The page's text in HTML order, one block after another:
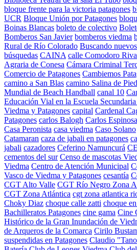
bloque frente para la victoria patagones
UCR Bloque Unión por Patagones
Boinas Blancas boleto de colectivo
Bomberos San Javier bomberos viedma
Rural de Río Colorado Buscando
búsquedas CAINA calle Comodoro
Agraria de Conesa Cámara Criminal
Comercio de Patagones Cambiemos
camino a San Blas camino Salina de
Mundial de Beach Handball canal 10
Educación Vial en la Escuela
Viedma y Patagones capital Cardenal
Patagones carlos Balogh Carlos Espinosa
Casa Peronista casa viedma Caso Solano
Catamaran caza de jabali en patagones
jabali cazadores Ceferino Namuncurá
cementos del sur Censo de mascotas
Viedma Centro de Atención Municipal
Vasco de Viedma y Patagones cesantía
CGT Alto Valle CGT Río Negro Zona
CGT Zona Atlántica cgt zona atlantica
Choky Diaz choque calle zatti choque
Bachilleratos Patagones cine gama Cine
Histórico de la Gran Inundación de
de Arqueros de la Comarca Cirilo
suspendidas en Patagones Claudio